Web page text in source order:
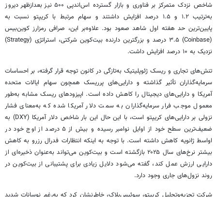
شاخص نزدک متمرکز بر فناوری و بازار گسترده اس‌اندپی
۵۰۰ نیز بعدازظهر دیروز
به‌ترتیب ۱.۲ و ۱.۵ درصد افزایش داشتند و سهام مرتبط با
کریپتو نسبت به
پایین‌ترین حد هفته اول شاهد صعود بود. علاوه‌بر این، صرافیرمزارز کوین‌بیس
(Coinbase) ۳.۵ درصد و بزرگترین دارنده بیت‌کوین شرکتی، استراتژی (Strategy)
نزدیک به ۱۰ درصد افزایش داشت.
تنش‌های تجاری و ریسک ژئوپلیتیک به‌تازگی در کانون توجه قرار گرفته‌، بر احساسات
سرمایه‌گذاران تأثیر گذاشته و دارایی‌های پرریسکهمچون سهام ایالات متحده
آمریکا و دارایی‌های دیجیتال را کاهش داده است. اپیزودهای ریسک مشابه به‌طور
معمول موجب فرار سرمایه‌گذاران به سمت دلار آمریکا شده که به‌معنای فشار
نزولی بر دارایی‌های کریپتو
است، با این حال این بار شاخص دلار آمریکا (DXY) به
ضعیف‌ترین سطح خود از اوایل نوامبر رسیده و بیش از ۵ درصد از اوج خود در
اواسط ژانویه کاهش داشته است. با توجه به اینکه انتظارات فدرال رزرو به کاهش
بیشتر نرخ‌های سال ۲۰۲۵ بازگشته است و بیت‌کوین می‌تواند به‌عنوان ذخیره‌ای از
دارایی ارزش عمل کند، گفته می‌شود دلایل زیادی برای پشتیبانی از بیت‌کوین در
روند نزول‌های جاری وجود دارد.
شرکت تجزیه‌وتحلیل کریپتو، سوئیس‌بلاک، خاطرنشان کرد که به‌رغم نوسانات شدید